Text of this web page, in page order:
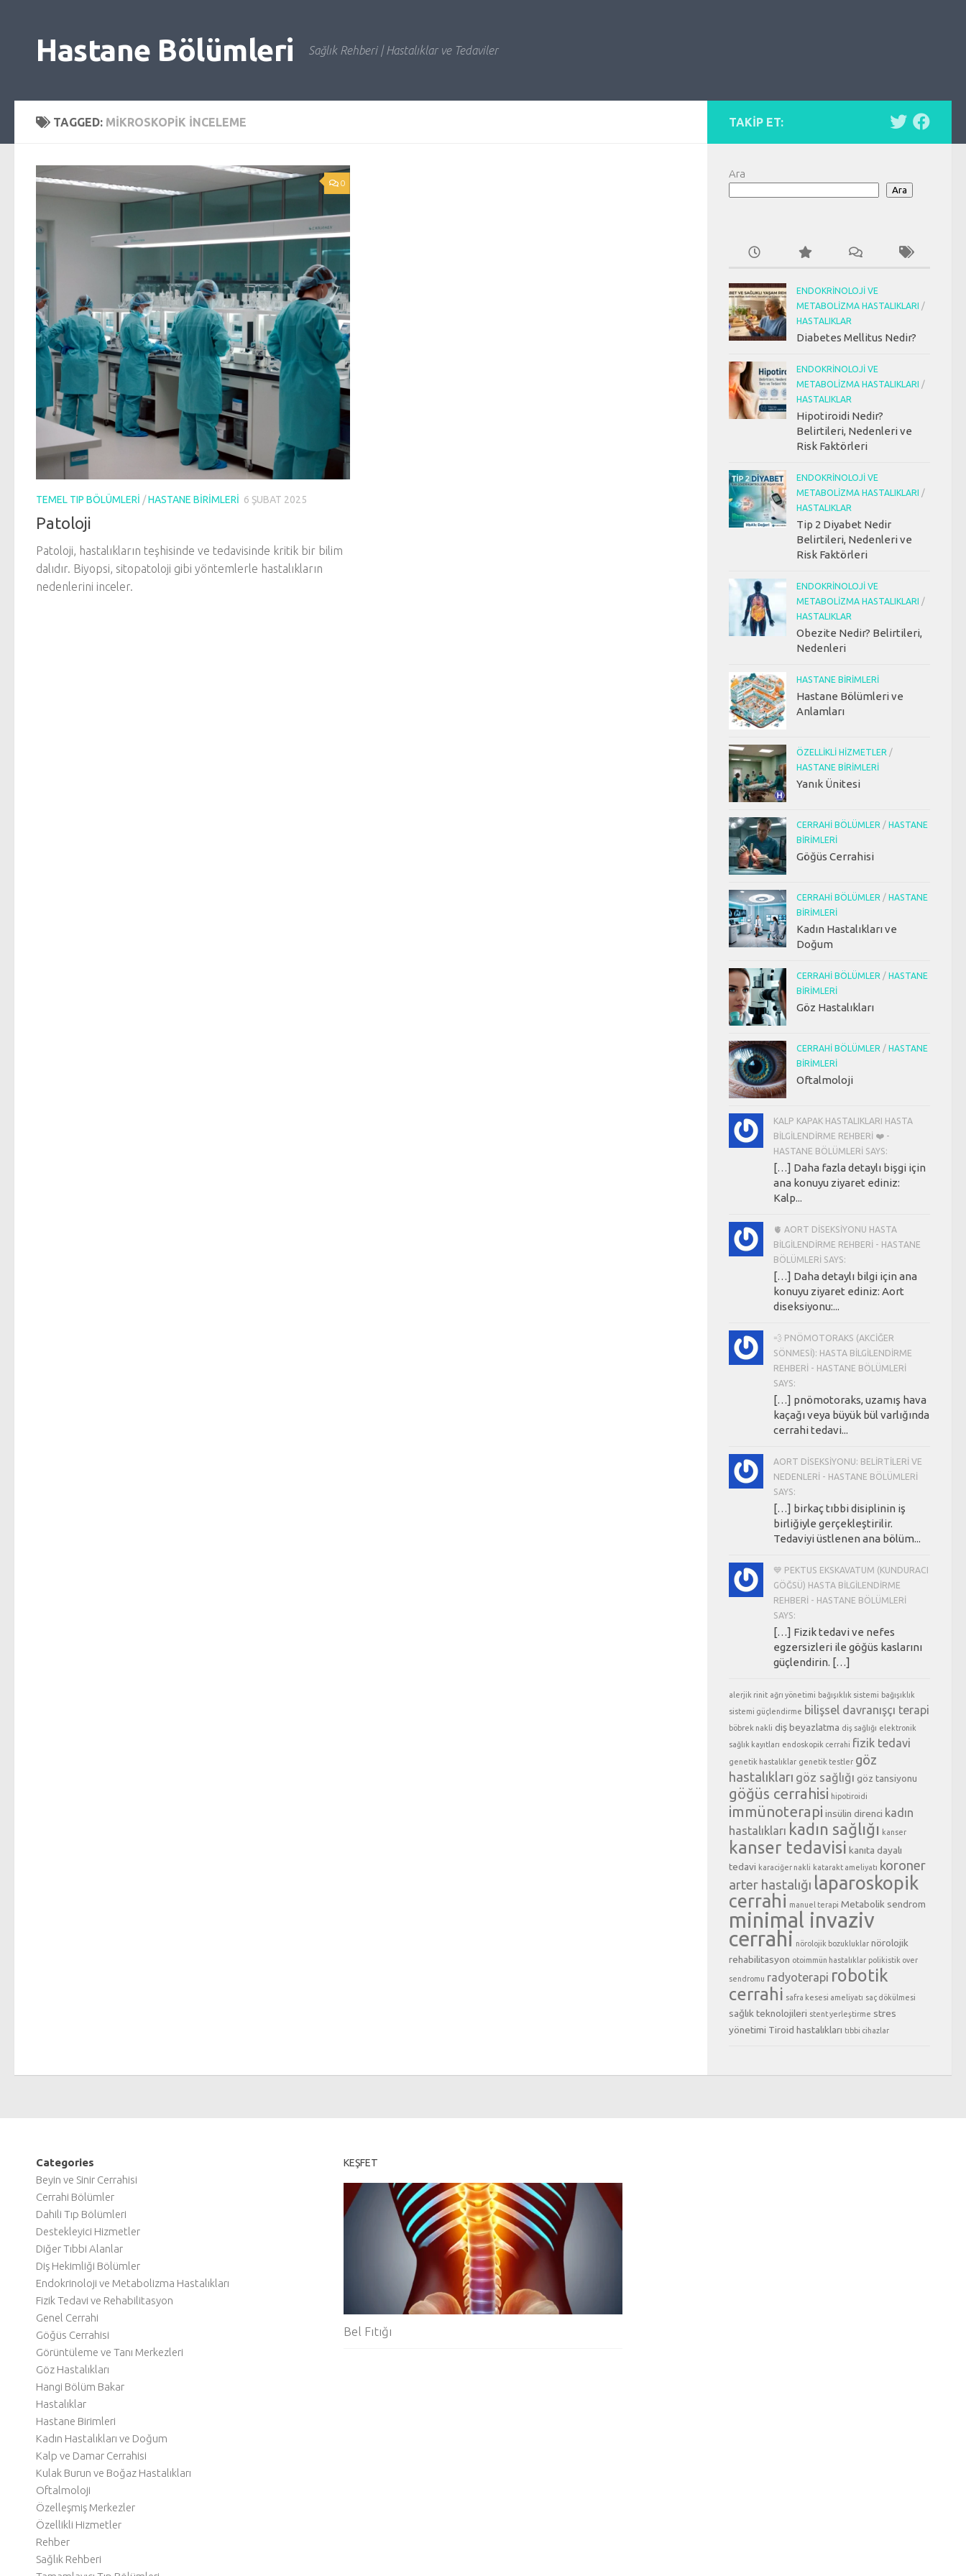
Hastane Bölümleri Sağlık Rehberi | Hastalıklar ve Tedaviler
TAGGED: MIKROSKOPIK INCELEME
0
TEMEL TIP BÖLÜMLERI /HASTANE BIRIMLERI 6 ŞUBAT 2025
Patoloji
Patoloji, hastalıkların teşhisinde ve tedavisinde kritik bir bilim
dalıdır. Biyopsi, sitopatoloji gibi yöntemlerle hastalıkların
nedenlerini inceler.
TAKIP ET:
Ara
Ara
ENDOKRINOLOJI VE
METABOLIZMA HASTALIKLARI /
HASTALIKLAR
Diabetes Mellitus Nedir?
ENDOKRINOLOJI VE
METABOLIZMA HASTALIKLARI /
HASTALIKLAR
Hipotiroidi Nedir?
Belirtileri, Nedenleri ve
Risk Faktörleri
ENDOKRINOLOJI VE
METABOLIZMA HASTALIKLARI /
HASTALIKLAR
Tip 2 Diyabet Nedir
Belirtileri, Nedenleri ve
Risk Faktörleri
ENDOKRINOLOJI VE
METABOLIZMA HASTALIKLARI /
HASTALIKLAR
Obezite Nedir? Belirtileri,
Nedenleri
HASTANE BIRIMLERI
Hastane Bölümleri ve
Anlamları
ÖZELLIKLI HIZMETLER /
HASTANE BIRIMLERI
Yanık Ünitesi
CERRAHI BÖLÜMLER / HASTANE
BIRIMLERI
Göğüs Cerrahisi
CERRAHI BÖLÜMLER / HASTANE
BIRIMLERI
Kadın Hastalıkları ve
Doğum
CERRAHI BÖLÜMLER / HASTANE
BIRIMLERI
Göz Hastalıkları
CERRAHI BÖLÜMLER / HASTANE
BIRIMLERI
Oftalmoloji
KALP KAPAK HASTALIKLARI HASTA
BILGILENDIRME REHBERI ❤️ -
HASTANE BÖLÜMLERI SAYS:
[…] Daha fazla detaylı bişgi için
ana konuyu ziyaret ediniz:
Kalp...
🫀 AORT DISEKSIYONU HASTA
BILGILENDIRME REHBERI - HASTANE
BÖLÜMLERI SAYS:
[…] Daha detaylı bilgi için ana
konuyu ziyaret ediniz: Aort
diseksiyonu:...
💨 PNÖMOTORAKS (AKCIĞER
SÖNMESI): HASTA BILGILENDIRME
REHBERI - HASTANE BÖLÜMLERI
SAYS:
[…] pnömotoraks, uzamış hava
kaçağı veya büyük bül varlığında
cerrahi tedavi...
AORT DISEKSIYONU: BELIRTILERI VE
NEDENLERI - HASTANE BÖLÜMLERI
SAYS:
[…] birkaç tıbbi disiplinin iş
birliğiyle gerçekleştirilir.
Tedaviyi üstlenen ana bölüm...
💙 PEKTUS EKSKAVATUM (KUNDURACI
GÖĞSÜ) HASTA BILGILENDIRME
REHBERI - HASTANE BÖLÜMLERI
SAYS:
[…] Fizik tedavi ve nefes
egzersizleri ile göğüs kaslarını
güçlendirin. […]
alerjik rinit ağrı yönetimi bağışıklık sistemi bağışıklık
sistemi güçlendirme bilişsel davranışçı terapi
böbrek nakli diş beyazlatma diş sağlığı elektronik
sağlık kayıtları endoskopik cerrahi fizik tedavi
genetik hastalıklar genetik testler göz
hastalıkları göz sağlığı göz tansiyonu
göğüs cerrahisi hipotiroidi
immünoterapi insülin direnci kadın
hastalıkları kadın sağlığı kanser
kanser tedavisi kanıta dayalı
tedavi karaciğer nakli katarakt ameliyatı koroner
arter hastalığı laparoskopik
cerrahi manuel terapi Metabolik sendrom
minimal invaziv
cerrahi nörolojik bozukluklar nörolojik
rehabilitasyon otoimmün hastalıklar polikistik over
sendromu radyoterapi robotik
cerrahi safra kesesi ameliyatı saç dökülmesi
sağlık teknolojileri stent yerleştirme stres
yönetimi Tiroid hastalıkları tıbbi cihazlar
Categories
Beyin ve Sinir Cerrahisi
Cerrahi Bölümler
Dahili Tıp Bölümleri
Destekleyici Hizmetler
Diğer Tıbbi Alanlar
Diş Hekimliği Bölümler
Endokrinoloji ve Metabolizma Hastalıkları
Fizik Tedavi ve Rehabilitasyon
Genel Cerrahi
Göğüs Cerrahisi
Görüntüleme ve Tanı Merkezleri
Göz Hastalıkları
Hangi Bölüm Bakar
Hastalıklar
Hastane Birimleri
Kadın Hastalıkları ve Doğum
Kalp ve Damar Cerrahisi
Kulak Burun ve Boğaz Hastalıkları
Oftalmoloji
Özelleşmiş Merkezler
Özellikli Hizmetler
Rehber
Sağlık Rehberi
KEŞFET
Bel Fıtığı